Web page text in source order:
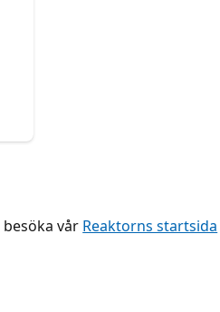
vår Reaktorns startsida